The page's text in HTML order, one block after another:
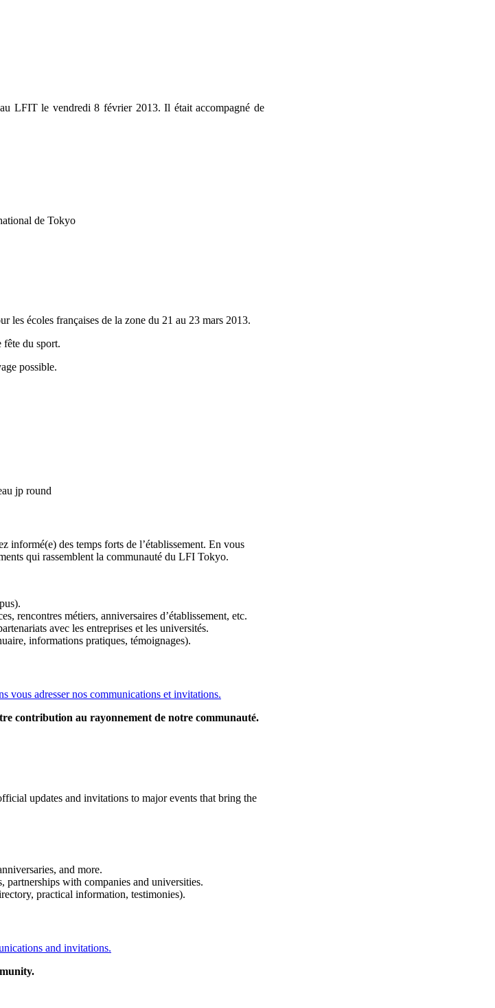
LFIT le vendredi 8 février 2013. Il était accompagné de
de Tokyo
les écoles françaises de la zone du 21 au 23 mars 2013.
fête du sport.
possible.
informé(e) des temps forts de l’établissement. En vous
qui rassemblent la communauté du LFI Tokyo.
rencontres métiers, anniversaires d’établissement, etc.
avec les entreprises et les universités.
informations pratiques, témoignages).
vous adresser nos communications et invitations.
contribution au rayonnement de notre communauté.
updates and invitations to major events that bring the
and more.
with companies and universities.
practical information, testimonies).
and invitations.